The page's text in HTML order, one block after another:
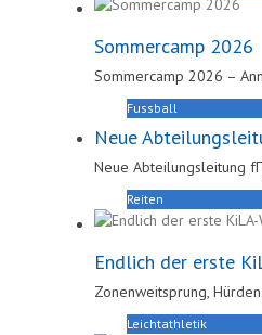
Sommercamp 2026
Sommercamp 2026 –
Fussball
Neue
Neue Abteilungsleitung
Reiten
Endlich der erste
Zonenweitsprung,
Leichtathletik